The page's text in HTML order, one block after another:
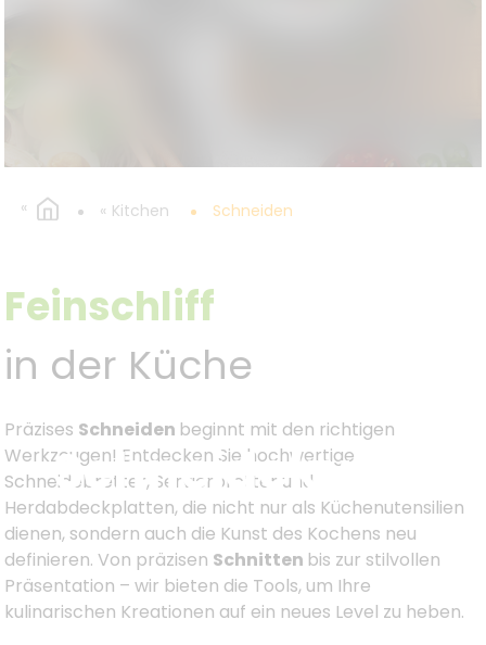
Schneidekunst
Kitchen Schneiden
Feinschliff
in der Küche
Präzises Schneiden beginnt mit den richtigen
Werkzeugen! Entdecken Sie hochwertige
Schneidebretter, Servierbretter und
Herdabdeckplatten, die nicht nur als Küchenutensilien
dienen, sondern auch die Kunst des Kochens neu
definieren. Von präzisen Schnitten bis zur stilvollen
Präsentation – wir bieten die Tools, um Ihre
kulinarischen Kreationen auf ein neues Level zu heben.